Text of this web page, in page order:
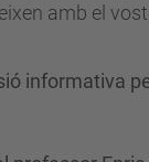
amb el
informativa